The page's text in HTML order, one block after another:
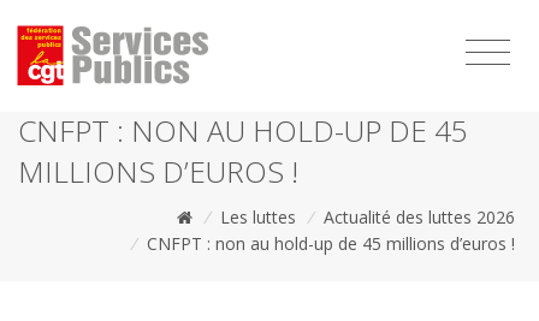
CNFPT : NON AU HOLD-UP DE 45
MILLIONS D’EUROS !
/ Les luttes / Actualité des luttes 2026
/ CNFPT : non au hold-up de 45 millions d’euros !